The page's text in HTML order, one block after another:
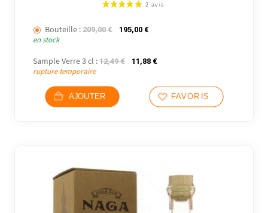
Bouteille : 209,00€ Le prix initial était : 209,00 €.
195,00 €Le prix actuel est : 195,00 €.
en stock
Sample Verre 3 cl : 12,49€ Le prix initial était : 12,49 €.
11,88 €Le prix actuel est : 11,88 €.
rupture temporaire
AJOUTER FAVORIS